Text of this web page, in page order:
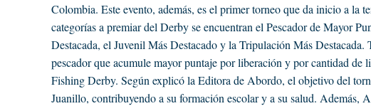
Colombia. Este evento, además, es el primer torneo que da inicio a la
categorías a premiar del Derby se encuentran el Pescador de Mayor
Destacada, el Juvenil Más Destacado y la Tripulación Más
pescador que acumule mayor puntaje por liberación y por cantidad
Fishing Derby. Según explicó la Editora de Abordo, el objetivo del
Juanillo, contribuyendo a su formación escolar y a su salud. Además,